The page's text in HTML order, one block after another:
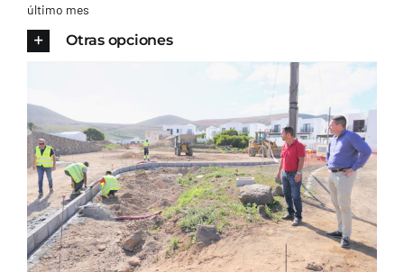
AYUNTAMIENTO
CONTACTO
último mes
Otras opciones